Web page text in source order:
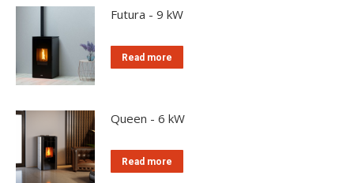
Futura - 9 kW
Read more
Queen - 6 kW
Read more